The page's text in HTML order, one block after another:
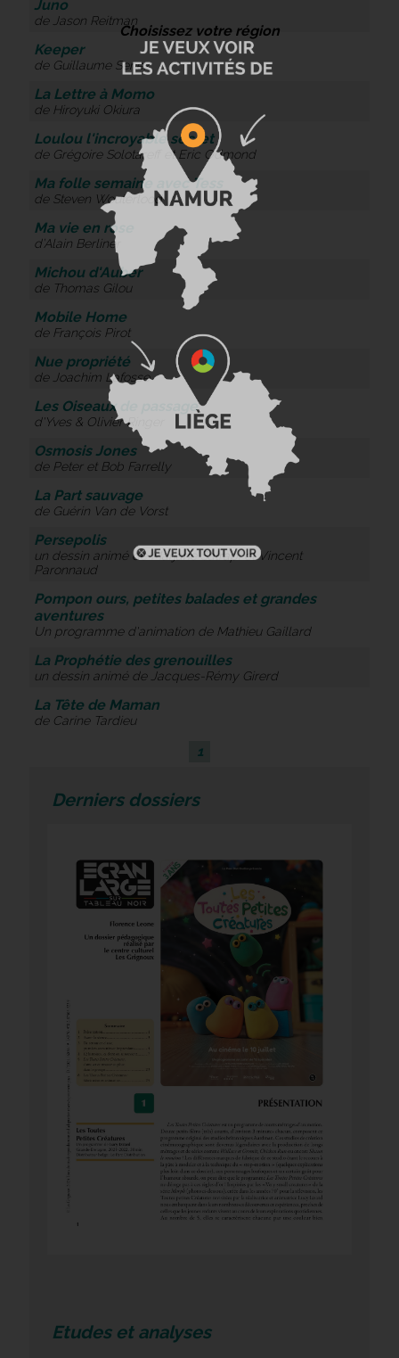
Juno
de Jason Reitman
Keeper
de Guillaume Senez
La Lettre à Momo
de Hiroyuki Okiura
Loulou l'incroyable secret
de Grégoire Solotareff et Eric Odmond
Ma folle semaine avec Tess
de Steven Wouterlood
Ma vie en rose
d’Alain Berliner
Michou d'Auber
de Thomas Gilou
Mobile Home
de François Pirot
Nue propriété
de Joachim Lafosse
Les Oiseaux de passage
d'Yves & Olivier Ringer
Osmosis Jones
de Peter et Bob Farrelly
La Part sauvage
de Guérin Van de Vorst
Persepolis
un dessin animé de Marjane Satrapi et Vincent
Paronnaud
Pompon ours, petites balades et grandes
aventures
Un programme d'animation de Mathieu Gaillard
La Prophétie des grenouilles
un dessin animé de Jacques-Rémy Girerd
La Tête de Maman
de Carine Tardieu
1
Derniers dossiers
Etudes et analyses
Choisissez votre région